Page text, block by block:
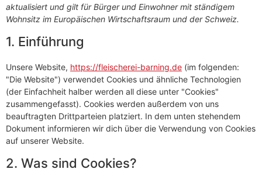
aktualisiert und gilt für Bürger und Einwohner mit ständigem
Wohnsitz im Europäischen Wirtschaftsraum und der Schweiz.
1. Einführung
Unsere Website, https://fleischerei-barning.de (im folgenden:
"Die Website") verwendet Cookies und ähnliche Technologien
(der Einfachheit halber werden all diese unter "Cookies"
zusammengefasst). Cookies werden außerdem von uns
beauftragten Drittparteien platziert. In dem unten stehendem
Dokument informieren wir dich über die Verwendung von Cookies
auf unserer Website.
2. Was sind Cookies?